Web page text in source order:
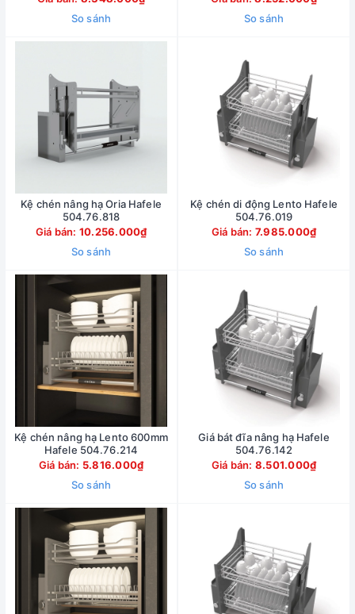
So sánh
So sánh
Kệ chén nâng hạ Oria Hafele
504.76.818
Giá bán: 10.256.000₫
So sánh
Kệ chén di động Lento Hafele
504.76.019
Giá bán: 7.985.000₫
So sánh
Kệ chén nâng hạ Lento 600mm
Hafele 504.76.214
Giá bán: 5.816.000₫
So sánh
Giá bát đĩa nâng hạ Hafele
504.76.142
Giá bán: 8.501.000₫
So sánh